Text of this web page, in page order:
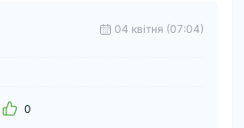
04 квітня (07:04)
0